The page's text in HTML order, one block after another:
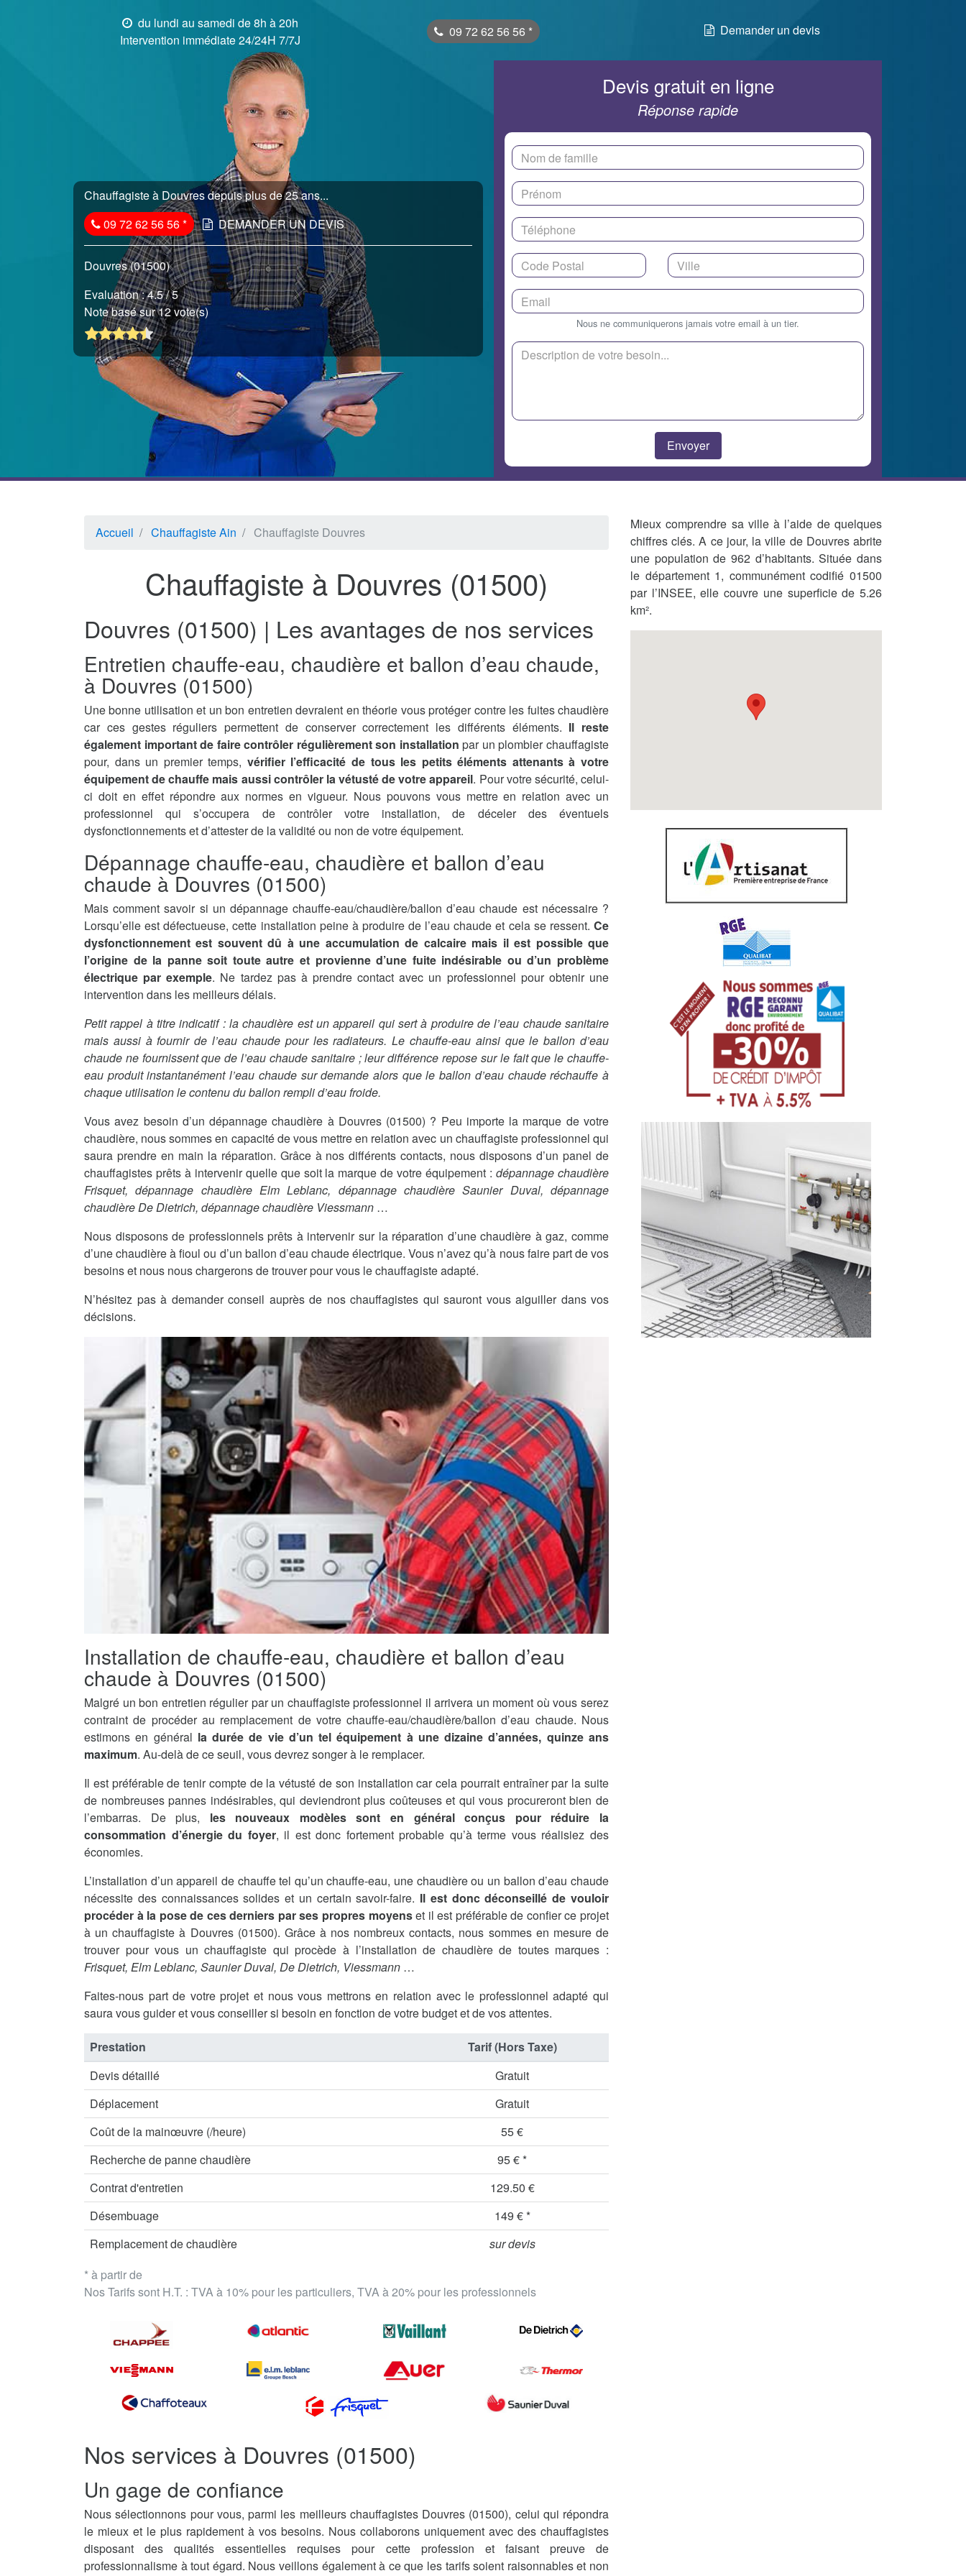
du lundi au samedi de 8h à 20h
Intervention immédiate 24/24H 7/7J
09 72 62 56 56 * Demander un devis
Chauffagiste à Douvres depuis plus de 25 ans...
09 72 62 56 56* DEMANDER UN DEVIS
Douvres (01500)
Evaluation :4.5/ 5
Note basé sur 12 vote(s)
Devis gratuit en ligne
Réponse rapide
Nous ne communiquerons jamais votre email à un tier.
Accueil Chauffagiste Ain Chauffagiste Douvres
Chauffagiste à Douvres (01500)
Douvres (01500) | Les avantages de nos services
Entretien chauffe-eau, chaudière et ballon d’eau chaude,
à Douvres (01500)
Une bonne utilisation et un bon entretien devraient en théorie vous protéger contre les fuites chaudière
car ces gestes réguliers permettent de conserver correctement les différents éléments. Il reste
également important de faire contrôler régulièrement son installation par un plombier chauffagiste
pour, dans un premier temps, vérifier l’efficacité de tous les petits éléments attenants à votre
équipement de chauffe mais aussi contrôler la vétusté de votre appareil. Pour votre sécurité, celui-
ci doit en effet répondre aux normes en vigueur. Nous pouvons vous mettre en relation avec un
professionnel qui s’occupera de contrôler votre installation, de déceler des éventuels
dysfonctionnements et d’attester de la validité ou non de votre équipement.
Dépannage chauffe-eau, chaudière et ballon d’eau
chaude à Douvres (01500)
Mais comment savoir si un dépannage chauffe-eau/chaudière/ballon d’eau chaude est nécessaire ?
Lorsqu’elle est défectueuse, cette installation peine à produire de l’eau chaude et cela se ressent. Ce
dysfonctionnement est souvent dû à une accumulation de calcaire mais il est possible que
l’origine de la panne soit toute autre et provienne d’une fuite indésirable ou d’un problème
électrique par exemple. Ne tardez pas à prendre contact avec un professionnel pour obtenir une
intervention dans les meilleurs délais.
Petit rappel à titre indicatif : la chaudière est un appareil qui sert à produire de l’eau chaude sanitaire
mais aussi à fournir de l’eau chaude pour les radiateurs. Le chauffe-eau ainsi que le ballon d’eau
chaude ne fournissent que de l’eau chaude sanitaire ; leur différence repose sur le fait que le chauffe-
eau produit instantanément l’eau chaude sur demande alors que le ballon d’eau chaude réchauffe à
chaque utilisation le contenu du ballon rempli d’eau froide.
Vous avez besoin d’un dépannage chaudière à Douvres (01500) ? Peu importe la marque de votre
chaudière, nous sommes en capacité de vous mettre en relation avec un chauffagiste professionnel qui
saura prendre en main la réparation. Grâce à nos différents contacts, nous disposons d’un panel de
chauffagistes prêts à intervenir quelle que soit la marque de votre équipement :dépannage chaudière
Frisquet, dépannage chaudière Elm Leblanc, dépannage chaudière Saunier Duval, dépannage
chaudière De Dietrich, dépannage chaudière Viessmann …
Nous disposons de professionnels prêts à intervenir sur la réparation d’une chaudière à gaz, comme
d’une chaudière à fioul ou d’un ballon d’eau chaude électrique. Vous n’avez qu’à nous faire part de vos
besoins et nous nous chargerons de trouver pour vous le chauffagiste adapté.
N’hésitez pas à demander conseil auprès de nos chauffagistes qui sauront vous aiguiller dans vos
décisions.
Installation de chauffe-eau, chaudière et ballon d’eau
chaude à Douvres (01500)
Malgré un bon entretien régulier par un chauffagiste professionnel il arrivera un moment où vous serez
contraint de procéder au remplacement de votre chauffe-eau/chaudière/ballon d’eau chaude. Nous
estimons en général la durée de vie d’un tel équipement à une dizaine d’années, quinze ans
maximum. Au-delà de ce seuil, vous devrez songer à le remplacer.
Il est préférable de tenir compte de la vétusté de son installation car cela pourrait entraîner par la suite
de nombreuses pannes indésirables, qui deviendront plus coûteuses et qui vous procureront bien de
l’embarras. De plus, les nouveaux modèles sont en général conçus pour réduire la
consommation d’énergie du foyer, il est donc fortement probable qu’à terme vous réalisiez des
économies.
L’installation d’un appareil de chauffe tel qu’un chauffe-eau, une chaudière ou un ballon d’eau chaude
nécessite des connaissances solides et un certain savoir-faire. Il est donc déconseillé de vouloir
procéder à la pose de ces derniers par ses propres moyenset il est préférable de confier ce projet
à un chauffagiste à Douvres (01500). Grâce à nos nombreux contacts, nous sommes en mesure de
trouver pour vous un chauffagiste qui procède à l’installation de chaudière de toutes marques :
Frisquet, Elm Leblanc, Saunier Duval, De Dietrich, Viessmann …
Faites-nous part de votre projet et nous vous mettrons en relation avec le professionnel adapté qui
saura vous guider et vous conseiller si besoin en fonction de votre budget et de vos attentes.
* à partir de
Nos Tarifs sont H.T. : TVA à 10% pour les particuliers, TVA à 20% pour les professionnels
Prestation
Tarif (Hors Taxe)
Devis détaillé
Gratuit
Déplacement
Gratuit
Coût de la mainœuvre (/heure)
55 €
Recherche de panne chaudière
95 € *
Contrat d'entretien
129.50 €
Désembuage
149 € *
Remplacement de chaudière
sur devis
Nos services à Douvres (01500)
Un gage de confiance
Nous sélectionnons pour vous, parmi les meilleurs chauffagistes Douvres (01500), celui qui répondra
le mieux et le plus rapidement à vos besoins. Nous collaborons uniquement avec des chauffagistes
disposant des qualités essentielles requises pour cette profession et faisant preuve de
professionnalisme à tout égard. Nous veillons également à ce que les tarifs soient raisonnables et non
Mieux comprendre sa ville à l’aide de quelques
chiffres clés. A ce jour, la ville de Douvres abrite
une population de 962 d’habitants. Située dans
le département 1, communément codifié 01500
par l’INSEE, elle couvre une superficie de 5.26
km².